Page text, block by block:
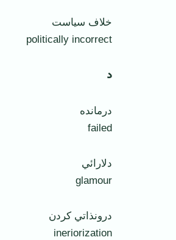
خلاف سياست
politically incorrect
د
درمانده
failed
دلارائي
glamour
درونذاتي کردن
ineriorization